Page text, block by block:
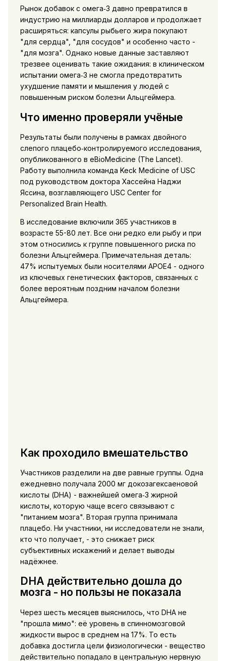
Рынок добавок с омега‑3 давно превратился в
индустрию на миллиарды долларов и продолжает
расширяться: капсулы рыбьего жира покупают
"для сердца", "для сосудов" и особенно часто -
"для мозга". Однако новые данные заставляют
трезвее оценивать такие ожидания: в клиническом
испытании омега‑3 не смогла предотвратить
ухудшение памяти и мышления у людей с
повышенным риском болезни Альцгеймера.
Что именно проверяли учёные
Результаты были получены в рамках двойного
слепого плацебо‑контролируемого исследования,
опубликованного в eBioMedicine (The Lancet).
Работу выполнила команда Keck Medicine of USC
под руководством доктора Хассейна Наджи
Яссина, возглавляющего USC Center for
Personalized Brain Health.
В исследование включили 365 участников в
возрасте 55-80 лет. Все они редко ели рыбу и при
этом относились к группе повышенного риска по
болезни Альцгеймера. Примечательная деталь:
47% испытуемых были носителями APOE4 - одного
из ключевых генетических факторов, связанных с
более вероятным поздним началом болезни
Альцгеймера.
Как проходило вмешательство
Участников разделили на две равные группы. Одна
ежедневно получала 2000 мг докозагексаеновой
кислоты (DHA) - важнейшей омега‑3 жирной
кислоты, которую чаще всего связывают с
"питанием мозга". Вторая группа принимала
плацебо. Ни участники, ни исследователи не знали,
кто что получает, - это снижает риск
субъективных искажений и делает выводы
надёжнее.
DHA действительно дошла до
мозга - но пользы не показала
Через шесть месяцев выяснилось, что DHA не
"прошла мимо": её уровень в спинномозговой
жидкости вырос в среднем на 17%. То есть
добавка достигла цели физиологически - вещество
действительно попадало в центральную нервную